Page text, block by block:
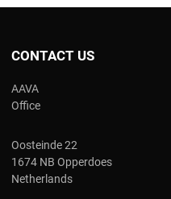
CONTACT US
AAVA
Office
Oosteinde 22
1674 NB Opperdoes
Netherlands